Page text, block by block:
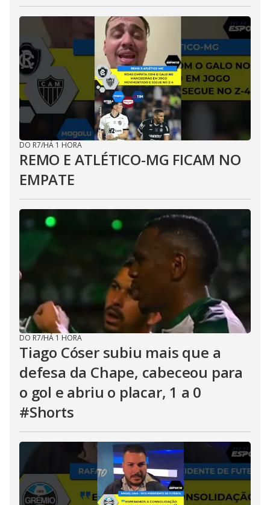
DO R7/HÁ 1 HORA
REMO E ATLÉTICO-MG FICAM NO
EMPATE
DO R7/HÁ 1 HORA
Tiago Cóser subiu mais que a
defesa da Chape, cabeceou para
o gol e abriu o placar, 1 a 0
#Shorts